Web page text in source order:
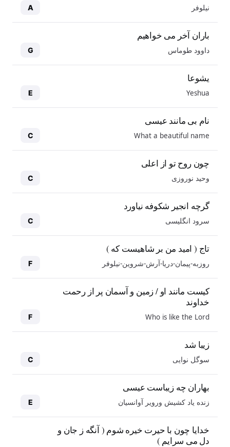
نیلوفر A
باران آخر می خواهیم
داوود طوماس G
یشوعا
Yeshua
E
نام بی مانند عیسی
What a beautiful name
C
چون روح تو از اعلی
وحید نوروزی C
گرچه انجیر شکوفه نیاورد
سرود انگلیسی C
تاج ( امید من بر شاهیست که )
روزبه-پیمان-دریا-آرش-شروین-نیلوفر F
کیست مانند او / زمین و آسمان پر از رحمت
خداوند
Who is like the Lord
F
زیبا شد
سوگل نوایی C
بهاران چه زیباست عیسی
زنده یاد کشیش ورویر آوانسیان E
خدایا چون با حیرت خیره شوم ( آنگه ز جان و
دل می سرایم )